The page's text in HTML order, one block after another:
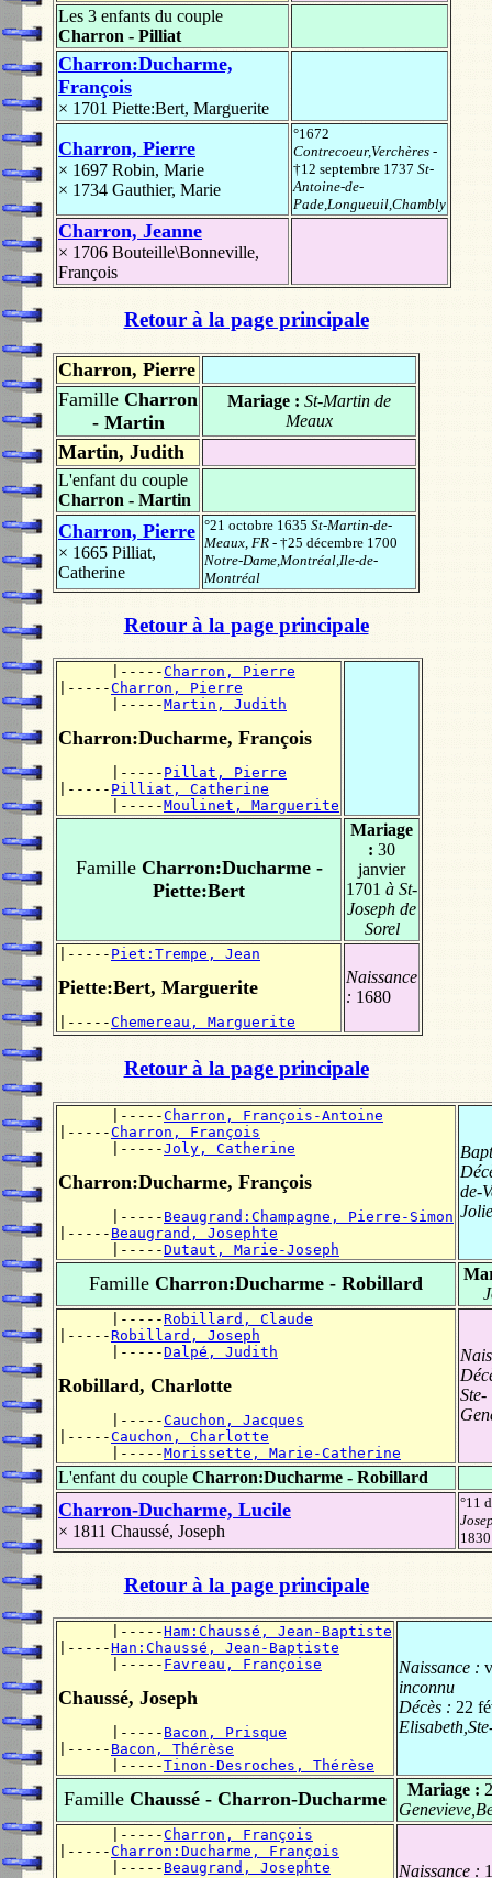
Les 3 enfants du couple
Charron - Pilliat
Charron:Ducharme,
François
× 1701 Piette:Bert, Marguerite
Charron, Pierre
× 1697 Robin, Marie
× 1734 Gauthier, Marie
°1672
Contrecoeur,Verchères -
†12 septembre 1737 St-
Antoine-de-
Pade,Longueuil,Chambly
Charron, Jeanne
× 1706 Bouteille\Bonneville,
François
Retour à la page principale
Charron, Pierre
Famille Charron
- Martin
Mariage : St-Martin de
Meaux
Martin, Judith
L'enfant du couple
Charron - Martin
Charron, Pierre
× 1665 Pilliat,
Catherine
°21 octobre 1635 St-Martin-de-
Meaux, FR - †25 décembre 1700
Notre-Dame,Montréal,Ile-de-
Montréal
Retour à la page principale
      |-----
Charron, Pierre
|-----Charron, Pierre
      |-----
Martin, Judith
Charron:Ducharme, François
      |-----
Pillat, Pierre
|----- Pilliat, Catherine
      |-----
Moulinet, Marguerite
FamilleCharron:Ducharme -
Piette:Bert
Mariage
: 30
janvier
1701 à St-
Joseph de
Sorel
|----- Piet:Trempe, Jean
Piette:Bert, Marguerite
|-----Chemereau, Marguerite
Naissance
: 1680
Retour à la page principale
      |-----
Charron, François-Antoine
|-----Charron, François
      |-----
Joly, Catherine
Charron:Ducharme, François
      |-----
Beaugrand:Champagne, Pierre-Simon
|----- Beaugrand, Josephte
      |-----
Dutaut, Marie-Joseph
de-
Famille Charron:Ducharme - Robillard
      |-----
Robillard, Claude
|-----Robillard, Joseph
      |-----
Dalpé, Judith
Robillard, Charlotte
      |-----
Cauchon, Jacques
|-----Cauchon, Charlotte
      |-----
Morissette, Marie-Catherine
Ste-
L'enfant du couple Charron:Ducharme - Robillard
Charron-Ducharme, Lucile
× 1811 Chaussé, Joseph
°11
Retour à la page principale
      |-----
Ham:Chaussé, Jean-Baptiste
|-----Han:Chaussé, Jean-Baptiste
      |-----
Favreau, Françoise
Chaussé, Joseph
      |-----
Bacon, Prisque
|----- Bacon, Thérèse
      |-----
Tinon-Desroches, Thérèse
Naissance :
inconnu
Décès : 22
Famille Chaussé - Charron-Ducharme Mariage :
      |-----
Charron, François
|-----Charron:Ducharme, François
      |-----
Beaugrand, Josephte Naissance :